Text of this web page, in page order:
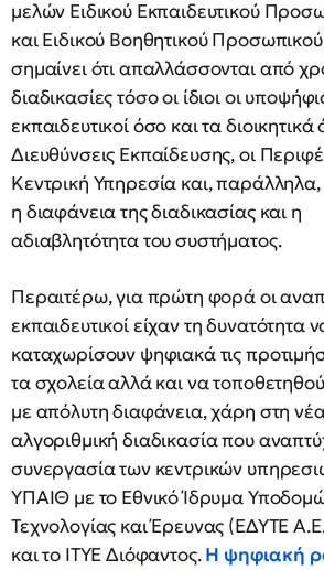
μελών Ειδικού Εκπαιδευτικού
και Ειδικού Βοηθητικού
σημαίνει ότι απαλλάσσονται από
διαδικασίες τόσο οι ίδιοι οι
εκπαιδευτικοί όσο και τα
Διευθύνσεις Εκπαίδευσης, οι
Κεντρική Υπηρεσία και, παράλληλα,
η διαφάνεια της διαδικασίας και η
αδιαβλητότητα του συστήματος.
Περαιτέρω, για πρώτη φορά οι
εκπαιδευτικοί είχαν τη δυνατότητα
καταχωρίσουν ψηφιακά τις
τα σχολεία αλλά και να
με απόλυτη διαφάνεια, χάρη στη
αλγοριθμική διαδικασία που
συνεργασία των κεντρικών
ΥΠΑΙΘ με το Εθνικό Ίδρυμα
Τεχνολογίας και Έρευνας (ΕΔΥΤΕ
και το ΙΤΥΕ Διόφαντος.Η ψηφιακή